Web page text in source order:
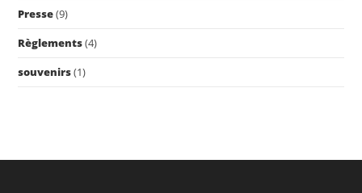
Presse(9)
Règlements(4)
souvenirs(1)